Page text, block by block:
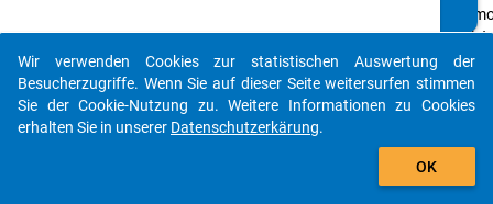
waren
Daten
auto_stories
add_shopping_cart
Wir verwenden Cookies zur statistischen Auswertung der
Besucherzugriffe. Wenn Sie auf dieser Seite weitersurfen stimmen
Sie der Cookie-Nutzung zu. Weitere Informationen zu Cookies
erhalten Sie in unserer Datenschutzerkärung.
OK